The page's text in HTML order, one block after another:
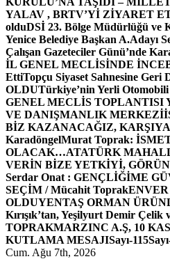
YALAV , BRTV’Yİ ZİYARET
olduDSİ 23. Bölge Müdürlüğü ve
Yenice Belediye Başkan A.Adayı
Çalışan Gazeteciler Günü’nde
İL GENEL MECLİSİNDE
EttiTopçu Siyaset Sahnesine Geri
OLDUTürkiye’nin Yerli
GENEL MECLİS TOPLANTISI
VE DANIŞMANLIK MERKEZİ
BİZ KAZANACAĞIZ,
KaradöngelMurat Toprak:
OLACAK…ATATÜRK
VERİN BİZE YETKİYİ,
Serdar Onat : GENÇLİĞİME
SEÇİM / Mücahit Toprak
OLDUYENTAŞ ORMAN
Kırışık’tan, Yeşilyurt Demir
TOPRAKMARZINC A.Ş, 10
KUTLAMA MESAJISayı-115
Cum. Ağu 7th, 2026